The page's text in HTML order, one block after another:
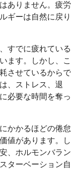
ありません。疲労
ギーは自然に戻り
すでに疲れている
ます。しかし、こ
させているからで
、ストレス、退
必要な時間を奪っ
かかるほどの倦怠
値があります。し
、ホルモンバラン
ターベーション自